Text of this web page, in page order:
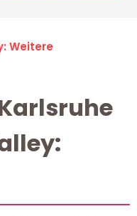
Weitere